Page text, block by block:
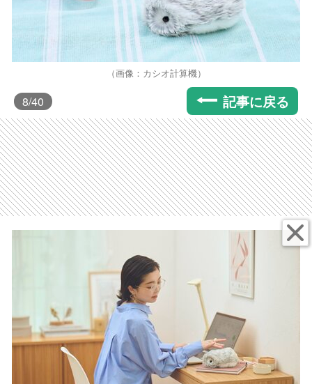
（画像：カシオ計算機）
8/40 記事に戻る